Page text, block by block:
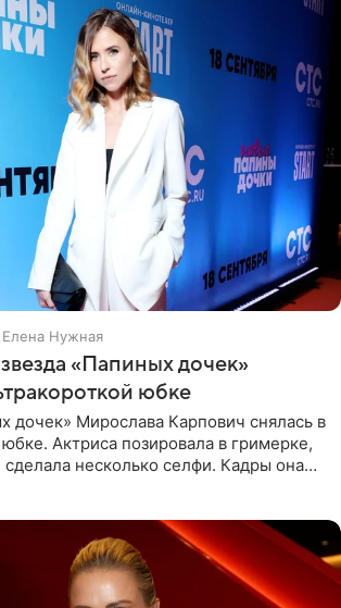
Елена Нужная
«Папиных дочек»
юбке
дочек» Мирослава Карпович снялась в
Актриса позировала в гримерке,
сделала несколько селфи. Кадры она